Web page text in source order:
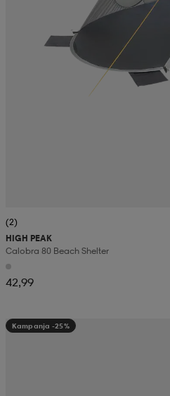
(2)
HIGH PEAK
Calobra 80 Beach Shelter
42,99
Kampanja -25%